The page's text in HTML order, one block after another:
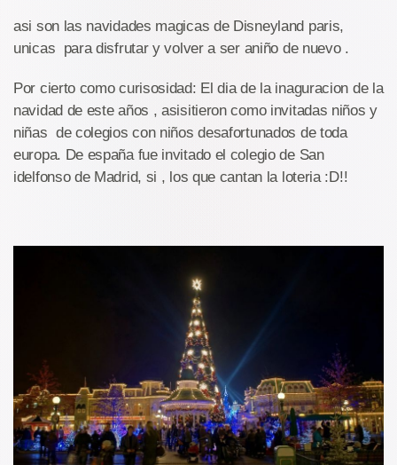
asi son las navidades magicas de Disneyland paris,
unicas para disfrutar y volver a ser aniño de nuevo .
Por cierto como curisosidad: El dia de la inaguracion de la
navidad de este años , asisitieron como invitadas niños y
niñas de colegios con niños desafortunados de toda
europa. De españa fue invitado el colegio de San
idelfonso de Madrid, si , los que cantan la loteria :D!!